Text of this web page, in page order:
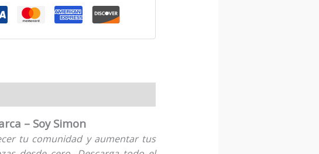
– Soy Simon
tu comunidad y aumentar tus